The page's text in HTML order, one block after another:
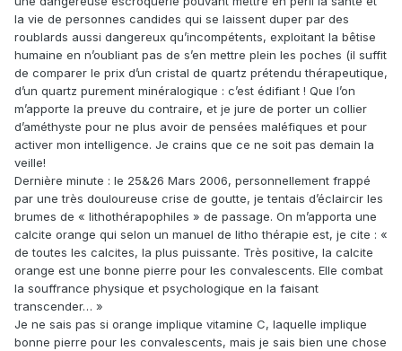
la vie de personnes candides qui se laissent duper par des
roublards aussi dangereux qu’incompétents, exploitant la bêtise
humaine en n’oubliant pas de s’en mettre plein les poches (il suffit
de comparer le prix d’un cristal de quartz prétendu thérapeutique,
d’un quartz purement minéralogique : c’est édifiant ! Que l’on
m’apporte la preuve du contraire, et je jure de porter un collier
d’améthyste pour ne plus avoir de pensées maléfiques et pour
activer mon intelligence. Je crains que ce ne soit pas demain la
veille!
Dernière minute : le 25&26 Mars 2006, personnellement frappé
par une très douloureuse crise de goutte, je tentais d’éclaircir les
brumes de « lithothérapophiles » de passage. On m’apporta une
calcite orange qui selon un manuel de litho thérapie est, je cite : «
de toutes les calcites, la plus puissante. Très positive, la calcite
orange est une bonne pierre pour les convalescents. Elle combat
la souffrance physique et psychologique en la faisant
transcender… »
Je ne sais pas si orange implique vitamine C, laquelle implique
bonne pierre pour les convalescents, mais je sais bien une chose